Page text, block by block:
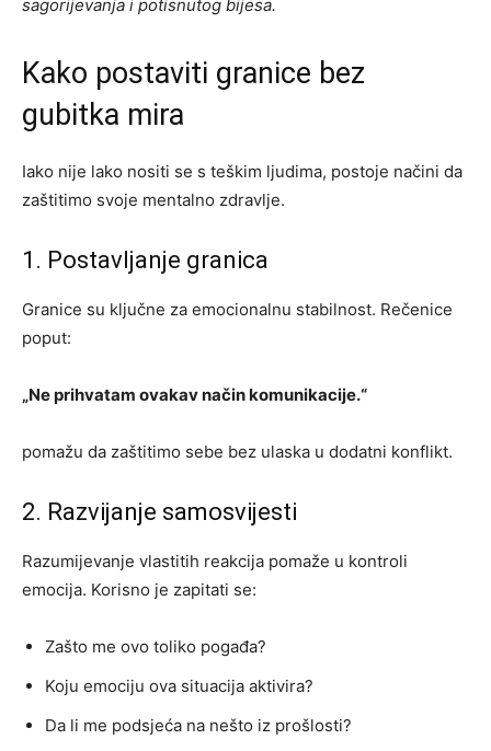
sagorijevanja i potisnutog bijesa.
Kako postaviti granice bez
gubitka mira
Iako nije lako nositi se s teškim ljudima, postoje načini da
zaštitimo svoje mentalno zdravlje.
1. Postavljanje granica
Granice su ključne za emocionalnu stabilnost. Rečenice
poput:
„Ne prihvatam ovakav način komunikacije.“
pomažu da zaštitimo sebe bez ulaska u dodatni konflikt.
2. Razvijanje samosvijesti
Razumijevanje vlastitih reakcija pomaže u kontroli
emocija. Korisno je zapitati se:
Zašto me ovo toliko pogađa?
Koju emociju ova situacija aktivira?
Da li me podsjeća na nešto iz prošlosti?